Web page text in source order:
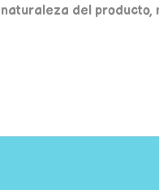
del producto,